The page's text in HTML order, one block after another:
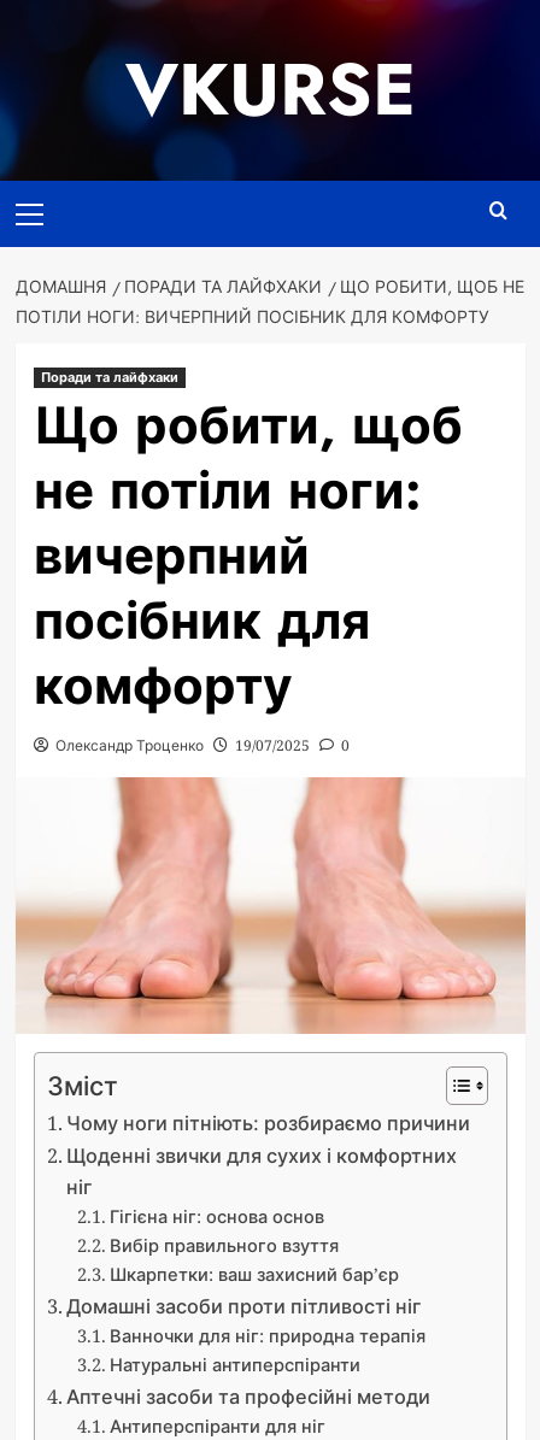
VKURSE
меню
ДОМАШНЯ ПОРАДИ ТА ЛАЙФХАКИ
ЩО РОБИТИ, ЩОБ НЕ
ПОТІЛИ НОГИ: ВИЧЕРПНИЙ ПОСІБНИК ДЛЯ КОМФОРТУ
Поради та лайфхаки
Що робити, щоб
не потіли ноги:
вичерпний
посібник для
комфорту
Олександр Троценко 19/07/2025 0
Зміст
Чому ноги пітніють: розбираємо причини
Щоденні звички для сухих і комфортних
ніг
Гігієна ніг: основа основ
Вибір правильного взуття
Шкарпетки: ваш захисний бар’єр
Домашні засоби проти пітливості ніг
Ванночки для ніг: природна терапія
Натуральні антиперспіранти
Аптечні засоби та професійні методи
Антиперспіранти для ніг